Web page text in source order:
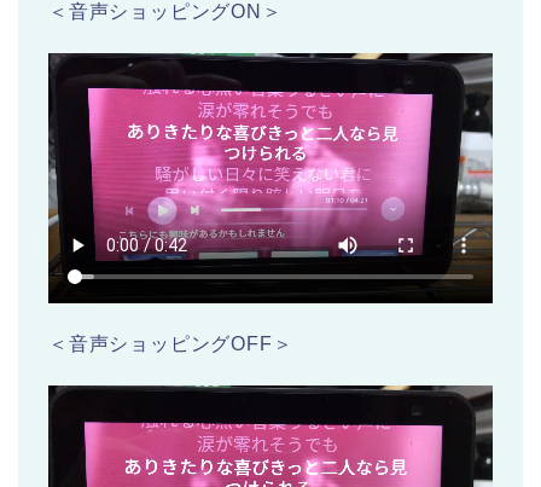
＜音声ショッピングON＞
＜音声ショッピングOFF＞